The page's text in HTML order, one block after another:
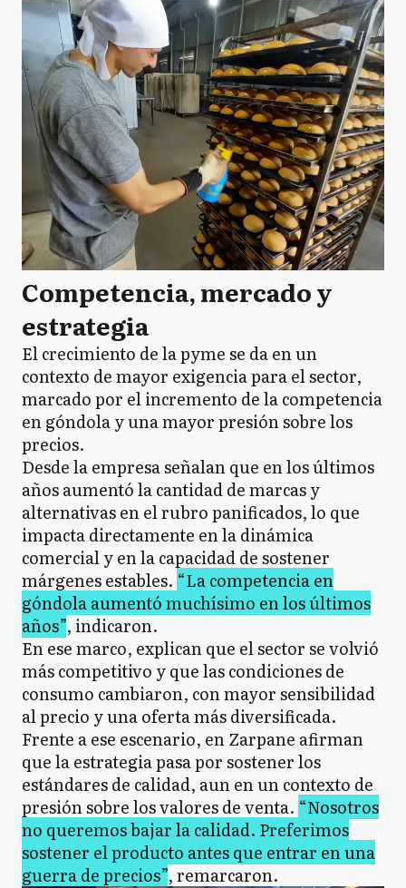
Competencia, mercado y
estrategia
El crecimiento de la pyme se da en un
contexto de mayor exigencia para el sector,
marcado por el incremento de la competencia
en góndola y una mayor presión sobre los
precios.
Desde la empresa señalan que en los últimos
años aumentó la cantidad de marcas y
alternativas en el rubro panificados, lo que
impacta directamente en la dinámica
comercial y en la capacidad de sostener
márgenes estables. “La competencia en
góndola aumentó muchísimo en los últimos
años”, indicaron.
En ese marco, explican que el sector se volvió
más competitivo y que las condiciones de
consumo cambiaron, con mayor sensibilidad
al precio y una oferta más diversificada.
Frente a ese escenario, en Zarpane afirman
que la estrategia pasa por sostener los
estándares de calidad, aun en un contexto de
presión sobre los valores de venta. “Nosotros
no queremos bajar la calidad. Preferimos
sostener el producto antes que entrar en una
guerra de precios”, remarcaron.